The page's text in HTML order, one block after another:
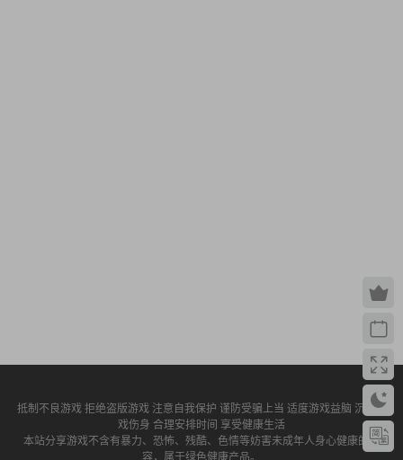
抵制不良游戏 拒绝盗版游戏 注意自我保护 谨防受骗上当 适度游戏益脑 沉迷游
戏伤身 合理安排时间 享受健康生活
本站分享游戏不含有暴力、恐怖、残酷、色情等妨害未成年人身心健康的内
容，属于绿色健康产品。